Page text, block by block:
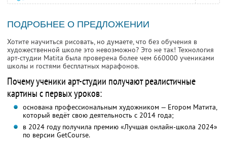
ПОДРОБНЕЕ О ПРЕДЛОЖЕНИИ
Хотите научиться рисовать, но думаете, что без обучения в
художественной школе это невозможно? Это не так! Технология
арт-студии Matita была проверена более чем 660000 учениками
школы и гостями бесплатных марафонов.
Почему ученики арт-студии получают реалистичные
картины с первых уроков:
основана профессиональным художником — Егором Матита,
который ведёт свою деятельность с 2014 года;
в 2024 году получила премию «Лучшая онлайн-школа 2024»
по версии GetCourse.